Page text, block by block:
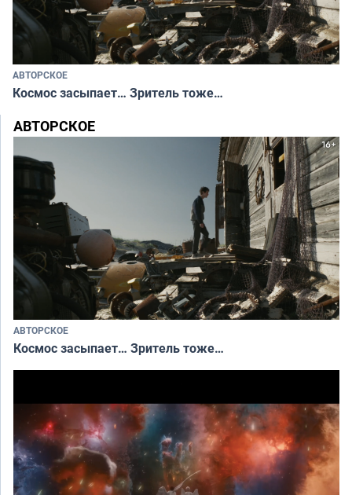
АВТОРСКОЕ
Космос засыпает… Зритель тоже…
АВТОРСКОЕ
АВТОРСКОЕ
Космос засыпает… Зритель тоже…